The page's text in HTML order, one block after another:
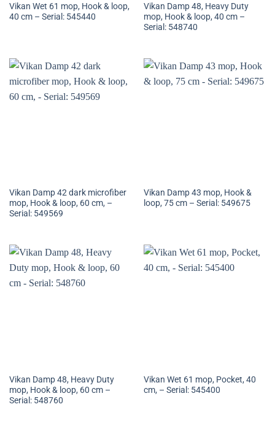
Vikan Wet 61 mop, Hook & loop,
40 cm – Serial: 545440
Vikan Damp 48, Heavy Duty
mop, Hook & loop, 40 cm –
Serial: 548740
Vikan Damp 42 dark microfiber
mop, Hook & loop, 60 cm, –
Serial: 549569
Vikan Damp 43 mop, Hook &
loop, 75 cm – Serial: 549675
Vikan Damp 48, Heavy Duty
mop, Hook & loop, 60 cm –
Serial: 548760
Vikan Wet 61 mop, Pocket, 40
cm, – Serial: 545400